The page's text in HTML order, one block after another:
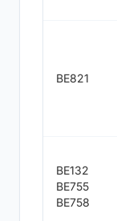
BE821
BE132
BE755
BE758